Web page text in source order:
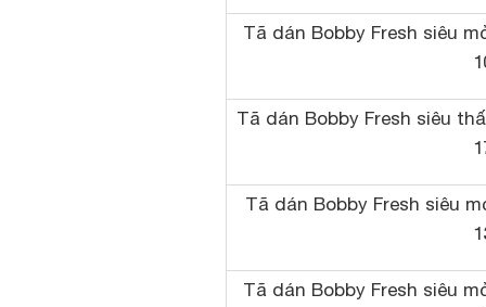
Tã dán Bobby Fresh siêu
Tã dán Bobby Fresh siêu
Tã dán Bobby Fresh siêu
Tã dán Bobby Fresh siêu